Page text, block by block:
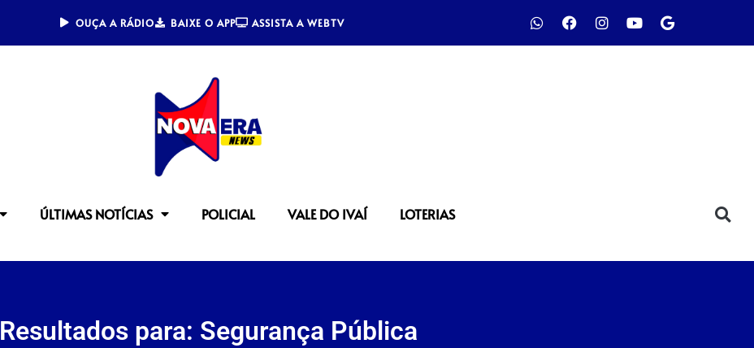
OUÇA A RÁDIO BAIXE O APP ASSISTA A WEBTV
ÚLTIMAS NOTÍCIAS POLICIAL VALE DO IVAÍ LOTERIAS
Resultados para: Segurança Pública